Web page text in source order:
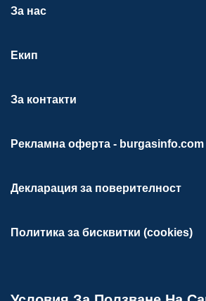
За нас
Екип
За контакти
Рекламна оферта - burgasinfo.com
Декларация за поверителност
Политика за бисквитки (cookies)